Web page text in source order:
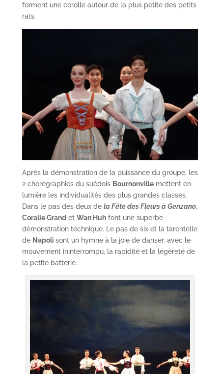
forment une corolle autour de la plus petite des petits
rats.
Après la démonstration de la puissance du groupe, les
2 chorégraphies du suédois Bournonvillemettent en
lumière les individualités des plus grandes classes.
Dans le pas des deux de la Fête des Fleurs à Genzano,
Coralie Grandet Wan Huhfont une superbe
démonstration technique. Le pas de six et la tarentelle
de Napoli sont un hymne à la joie de danser, avec le
mouvement ininterrompu, la rapidité et la légèreté de
la petite batterie.